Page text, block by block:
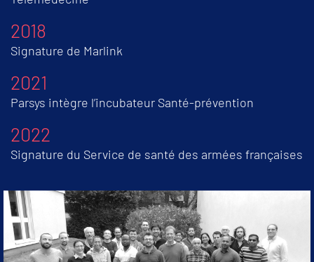
2018
Signature de Marlink
2021
Parsys intègre l’incubateur Santé-prévention
2022
Signature du Service de santé des armées françaises